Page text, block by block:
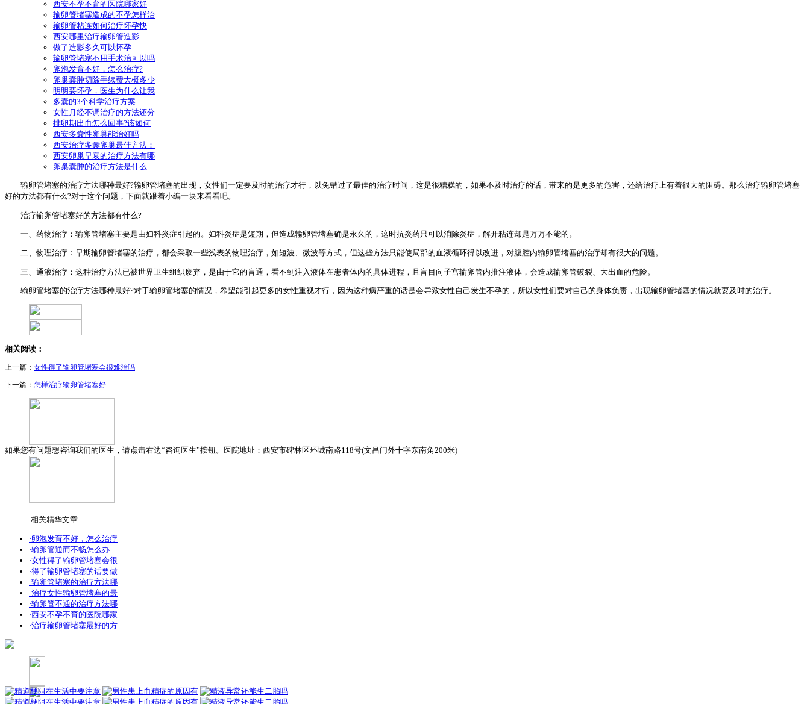
西安不孕不育的医院哪家好
输卵管堵塞造成的不孕怎样治
输卵管粘连如何治疗怀孕快
西安哪里治疗输卵管造影
做了造影多久可以怀孕
输卵管堵塞不用手术治可以吗
卵泡发育不好，怎么治疗?
卵巢囊肿切除手续费大概多少
明明要怀孕，医生为什么让我
多囊的3个科学治疗方案
女性月经不调治疗的方法还分
排卵期出血怎么回事?该如何
西安多囊性卵巢能治好吗
西安治疗多囊卵巢最佳方法：
西安卵巢早衰的治疗方法有哪
卵巢囊肿的治疗方法是什么
输卵管堵塞的治疗方法哪种最好?输卵管堵塞的出现，女性们一定要及时的治疗才行，以免错过了最佳的治疗时间，这是很糟糕的，如果不及时治疗的话，带来的是更多的危害，还给治疗上有着很大的阻碍。那么治疗输卵管堵塞
好的方法都有什么?对于这个问题，下面就跟着小编一块来看看吧。
治疗输卵管堵塞好的方法都有什么?
一、药物治疗：输卵管堵塞主要是由妇科炎症引起的。妇科炎症是短期，但造成输卵管堵塞确是永久的，这时抗炎药只可以消除炎症，解开粘连却是万万不能的。
二、物理治疗：早期输卵管堵塞的治疗，都会采取一些浅表的物理治疗，如短波、微波等方式，但这些方法只能使局部的血液循环得以改进，对腹腔内输卵管堵塞的治疗却有很大的问题。
三、通液治疗：这种治疗方法已被世界卫生组织废弃，是由于它的盲通，看不到注入液体在患者体内的具体进程，且盲目向子宫输卵管内推注液体，会造成输卵管破裂、大出血的危险。
输卵管堵塞的治疗方法哪种最好?对于输卵管堵塞的情况，希望能引起更多的女性重视才行，因为这种病严重的话是会导致女性自己发生不孕的，所以女性们要对自己的身体负责，出现输卵管堵塞的情况就要及时的治疗。
相关阅读：
上一篇： 女性得了输卵管堵塞会很难治吗
下一篇： 怎样治疗输卵管堵塞好
如果您有问题想咨询我们的医生，请点击右边“咨询医生”按钮。医院地址：西安市碑林区环城南路118号(文昌门外十字东南角200米)
相关精华文章
·卵泡发育不好，怎么治疗
·输卵管通而不畅怎么办
·女性得了输卵管堵塞会很
·得了输卵管堵塞的话要做
·输卵管堵塞的治疗方法哪
·治疗女性输卵管堵塞的最
·输卵管不通的治疗方法哪
·西安不孕不育的医院哪家
·治疗输卵管堵塞最好的方